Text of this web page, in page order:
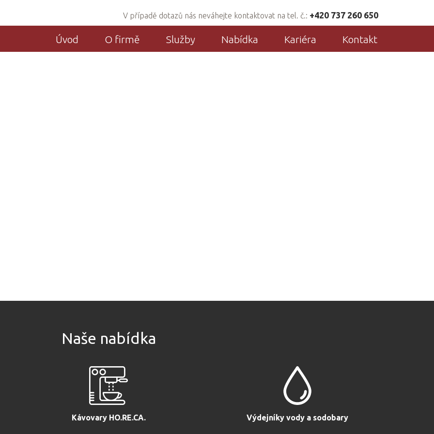
V případě dotazů nás neváhejte kontaktovat na tel. č.: +420 737 260 650
Úvod O firmě Služby Nabídka Kariéra Kontakt
Naše nabídka
Kávovary HO.RE.CA. Výdejníky vody a sodobary